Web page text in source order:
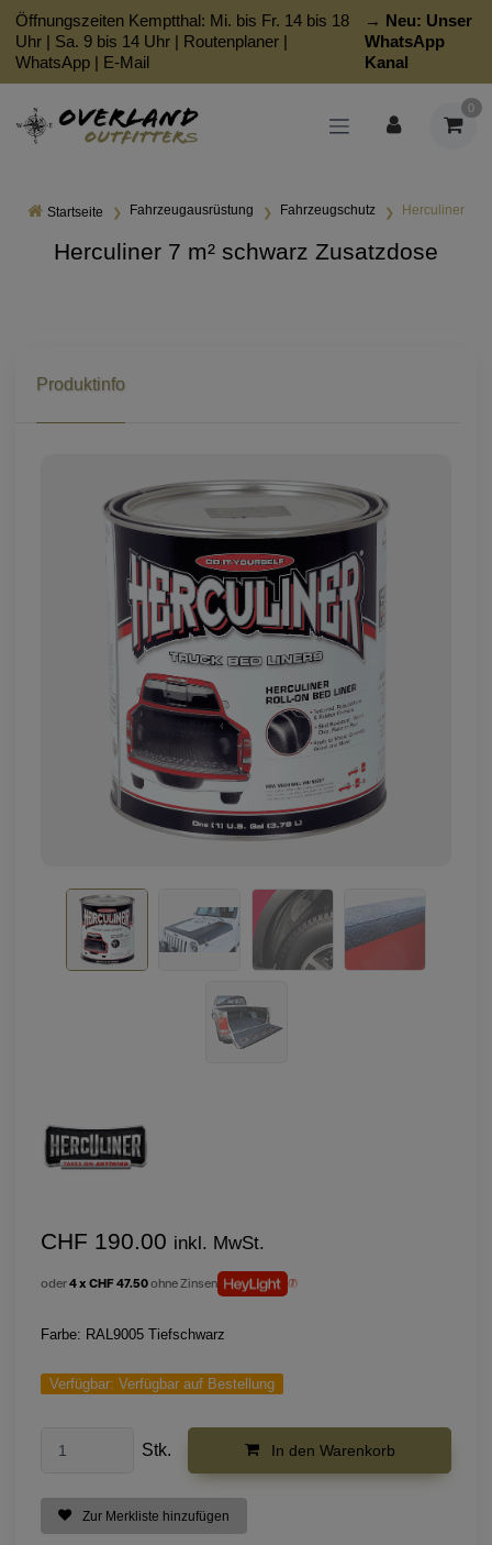
Öffnungszeiten Kemptthal: Mi. bis Fr. 14 bis 18
Uhr | Sa. 9 bis 14 Uhr | Routenplaner |
WhatsApp | E-Mail
→ Neu: Unser
WhatsApp
Kanal
0
Startseite Fahrzeugausrüstung Fahrzeugschutz Herculiner
Herculiner 7 m² schwarz Zusatzdose
Produktinfo
CHF 190.00 inkl. MwSt.
oder4 x CHF 47.50ohne Zinsen
Farbe: RAL9005 Tiefschwarz
Verfügbar: Verfügbar auf Bestellung
Stk. In den Warenkorb
Zur Merkliste hinzufügen